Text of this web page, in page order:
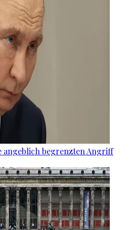
angeblich begrenzten Angriff